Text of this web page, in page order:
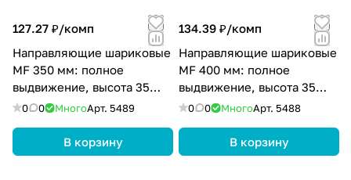
127.27 ₽/комп
Направляющие шариковые
MF 350 мм: полное
выдвижение, высота 35
мм, цвет цинк
0 0 МногоАрт. 5489
В корзину
134.39 ₽/комп
Направляющие шариковые
MF 400 мм: полное
выдвижение, высота 35
мм, цвет цинк
0 0 МногоАрт. 5488
В корзину